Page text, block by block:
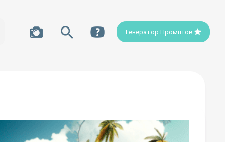
Генератор Промптов